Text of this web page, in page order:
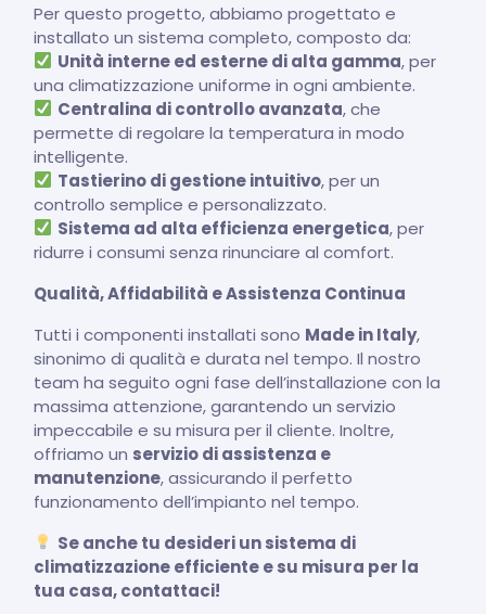
Per questo progetto, abbiamo progettato e
installato un sistema completo, composto da:
Unità interne ed esterne di alta gamma, per
una climatizzazione uniforme in ogni ambiente.
Centralina di controllo avanzata, che
permette di regolare la temperatura in modo
intelligente.
Tastierino di gestione intuitivo, per un
controllo semplice e personalizzato.
Sistema ad alta efficienza energetica, per
ridurre i consumi senza rinunciare al comfort.
Qualità, Affidabilità e Assistenza Continua
Tutti i componenti installati sono Made in Italy,
sinonimo di qualità e durata nel tempo. Il nostro
team ha seguito ogni fase dell’installazione con la
massima attenzione, garantendo un servizio
impeccabile e su misura per il cliente. Inoltre,
offriamo un servizio di assistenza e
manutenzione, assicurando il perfetto
funzionamento dell’impianto nel tempo.
Se anche tu desideri un sistema di
climatizzazione efficiente e su misura per la
tua casa, contattaci!